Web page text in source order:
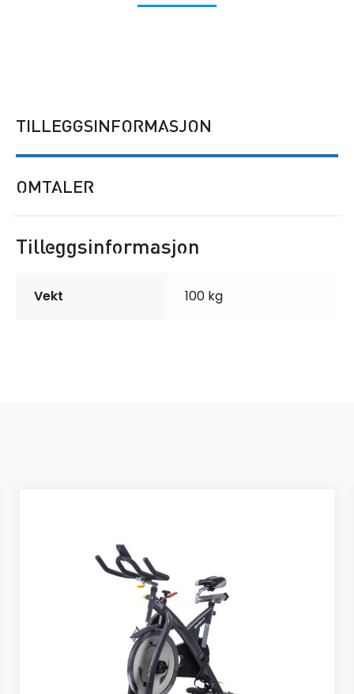
TILLEGGSINFORMASJON
OMTALER
Tilleggsinformasjon
Vekt 100 kg